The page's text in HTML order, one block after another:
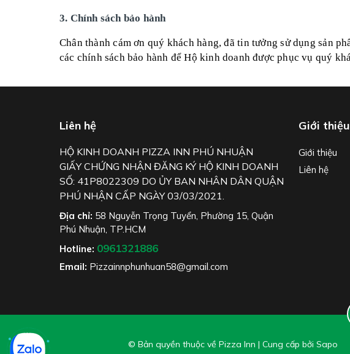
3. Chính sách bảo hành
Chân thành cám ơn quý khách hàng, đã tin tưởng sử dụng sản
các chính sách bảo hành để Hộ kinh doanh được phục vụ quý
Liên hệ
HỘ KINH DOANH PIZZA INN PHÚ NHUẬN
GIẤY CHỨNG NHẬN ĐĂNG KÝ HỘ KINH DOANH
SỐ: 41P8022309 DO ỦY BAN NHÂN DÂN QUẬN
PHÚ NHẬN CẤP NGÀY 03/03/2021.
Địa chỉ: 58 Nguyễn Trọng Tuyển, Phường 15, Quận
Phú Nhuận, TP.HCM
Hotline: 0961321886
Email: Pizzainnphunhuan58@gmail.com
Giới thiệu
Giới thiệu
Liên hệ
© Bản quyền thuộc về Pizza Inn | Cung cấp bởi Sapo